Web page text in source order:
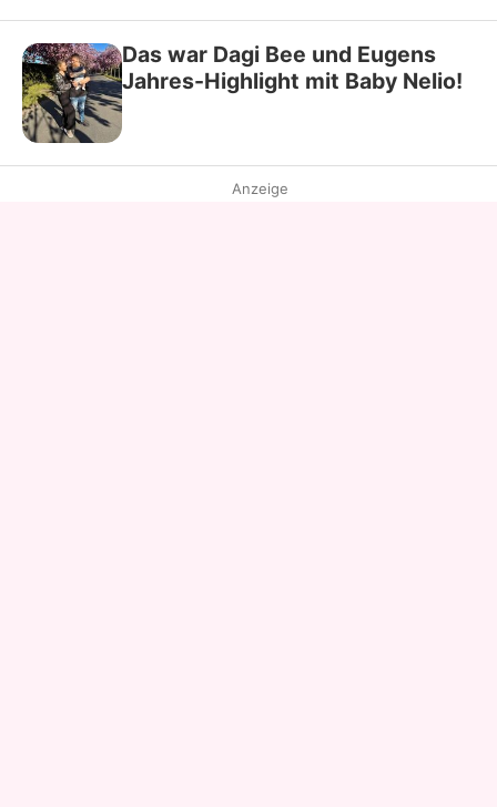
Das war Dagi Bee und Eugens
Jahres-Highlight mit Baby Nelio!
Anzeige